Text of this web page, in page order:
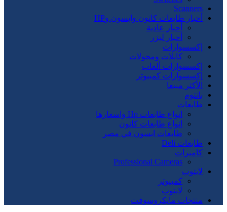
Scanners
أحبار طابعات كانون وابسون وHP
أحبار عادية
أحبار ليزر
إكسسوارات
كابلات ومحولات
إكسسوارات ألعاب
إكسسوارات كمبيوتر
الأكثر مبيعا
بانتوم
طابعات
انواع طابعات Hp واسعارها
انواع طابعات كانون
طابعات ابسون في مصر
طابعات Deli
كاميرات
Professional Cameras
لابتوب
كمبيوتر
لابتوب
منتجات مايكروسوفت